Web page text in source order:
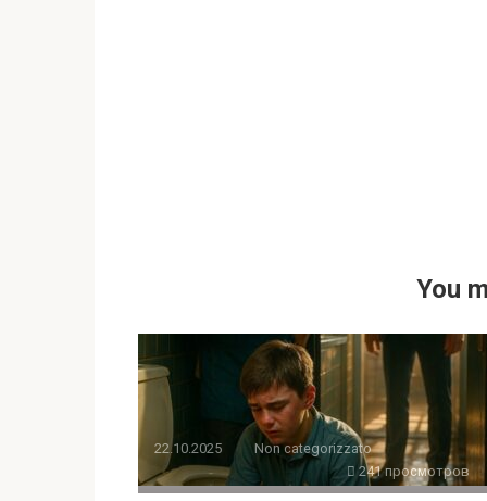
You
22.10.2025
Non categorizzato
241 просмотров